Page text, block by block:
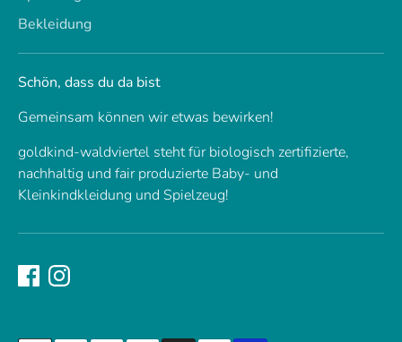
Bekleidung
Schön, dass du da bist
Gemeinsam können wir etwas bewirken!
goldkind-waldviertel steht für biologisch zertifizierte,
nachhaltig und fair produzierte Baby- und
Kleinkindkleidung und Spielzeug!